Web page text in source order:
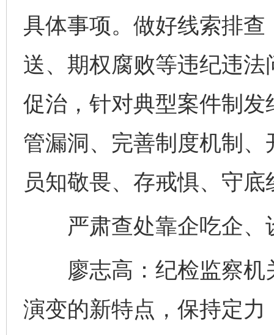
具体事项。做好线索排
送、期权腐败等违纪违
促治，针对典型案件制
管漏洞、完善制度机制
员知敬畏、存戒惧、守底
严肃查处靠企吃企、
廖志高：纪检监察机
演变的新特点，保持定